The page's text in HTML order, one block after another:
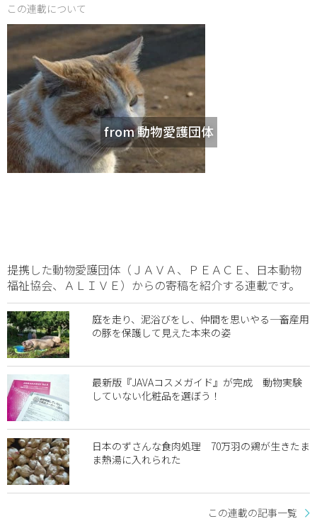
この連載について
from 動物愛護団体
提携した動物愛護団体（ＪＡＶＡ、ＰＥＡＣＥ、日本動物
福祉協会、ＡＬＩＶＥ）からの寄稿を紹介する連載です。
庭を走り、泥浴びをし、仲間を思いやる―― 畜産用
の豚を保護して見えた本来の姿
最新版『JAVAコスメガイド』が完成 動物実験
していない化粧品を選ぼう！
日本のずさんな食肉処理 70万羽の鶏が生きたま
ま熱湯に入れられた
この連載の記事一覧